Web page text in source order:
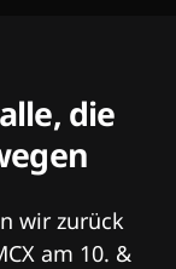
die
wir zurück
am 10. &